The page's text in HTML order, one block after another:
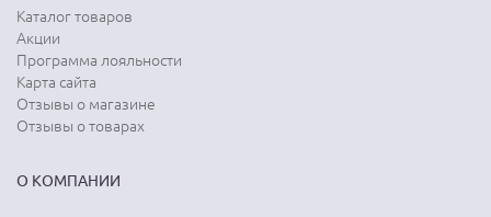
Каталог товаров
Акции
Программа лояльности
Карта сайта
Отзывы о магазине
Отзывы о товарах
О КОМПАНИИ